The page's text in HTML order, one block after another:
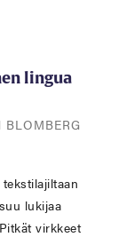
lingua
BLOMBERG
lukijaa
virkkeet